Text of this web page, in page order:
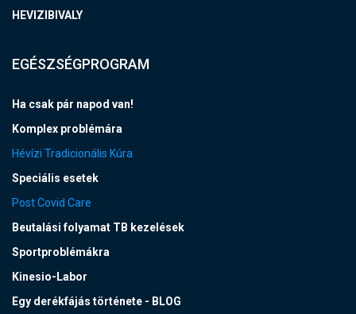
HEVIZIBIVALY
EGÉSZSÉGPROGRAM
Ha csak pár napod van!
Komplex problémára
Hévízi Tradicionális Kúra
Speciális esetek
Post Covid Care
Beutalási folyamat TB kezelések
Sportproblémákra
Kinesio-Labor
Egy derékfájás története - BLOG